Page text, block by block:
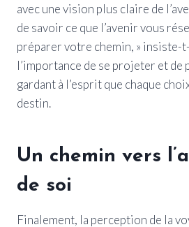
avec une vision plus claire de
de savoir ce que l’avenir vous
préparer votre chemin, » insiste-
l’importance de se projeter et de
gardant à l’esprit que chaque
destin.
Un chemin vers
de soi
Finalement, la perception de la